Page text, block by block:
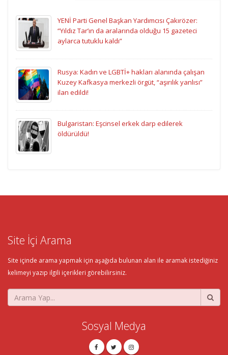
YENİ Parti Genel Başkan Yardımcısı Çakırözer:
“Yıldız Tar’ın da aralarında olduğu 15 gazeteci
aylarca tutuklu kaldı”
Rusya: Kadın ve LGBTİ+ hakları alanında çalışan
Kuzey Kafkasya merkezli örgüt, “aşırılık yanlısı”
ilan edildi!
Bulgaristan: Eşcinsel erkek darp edilerek
öldürüldü!
Site İçi Arama
Site içinde arama yapmak için aşağıda bulunan alan ile aramak istediğiniz
kelimeyi yazıp ilgili içerikleri görebilirsiniz.
Sosyal Medya